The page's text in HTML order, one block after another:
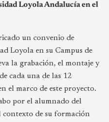
Loyola Andalucía en el
un convenio de
Loyola en su Campus de
la grabación, el montaje y
cada una de las 12
el marco de este proyecto.
por el alumnado del
contexto de su formación